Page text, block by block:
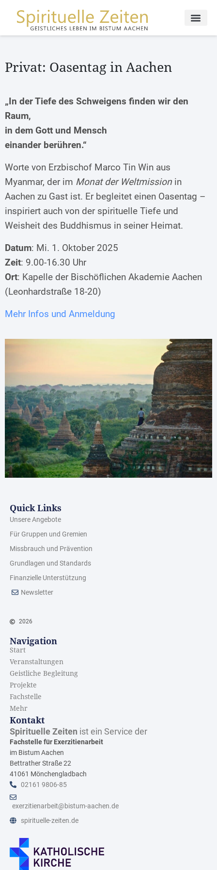
Privat: Oasentag in Aachen
„In der Tiefe des Schweigens finden wir den
Raum,
in dem Gott und Mensch
einander berühren.“
Worte von Erzbischof Marco Tin Win aus
Myanmar, der im Monat der Weltmission in
Aachen zu Gast ist. Er begleitet einen Oasentag –
inspiriert auch von der spirituelle Tiefe und
Weisheit des Buddhismus in seiner Heimat.
Datum: Mi. 1. Oktober 2025
Zeit: 9.00-16.30 Uhr
Ort: Kapelle der Bischöflichen Akademie Aachen
(Leonhardstraße 18-20)
Mehr Infos und Anmeldung
Quick Links
Unsere Angebote
Für Gruppen und Gremien
Missbrauch und Prävention
Grundlagen und Standards
Finanzielle Unterstützung
Newsletter
2026
Navigation
Start
Veranstaltungen
Geistliche Begleitung
Projekte
Fachstelle
Mehr
Kontakt
Spirituelle Zeiten ist ein Service der
Fachstelle für Exerzitienarbeit
im Bistum Aachen
Bettrather Straße 22
41061 Mönchengladbach
02161 9806-85
exerzitienarbeit@bistum-aachen.de
spirituelle-zeiten.de